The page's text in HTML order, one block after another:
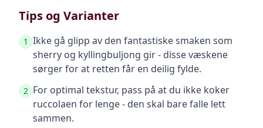
Tips og Varianter
1 Ikke gå glipp av den fantastiske smaken som
sherry og kyllingbuljong gir - disse væskene
sørger for at retten får en deilig fylde.
2 For optimal tekstur, pass på at du ikke koker
ruccolaen for lenge - den skal bare falle lett
sammen.